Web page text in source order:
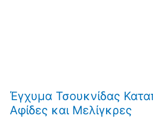
Έγχυμα Τσουκνίδας
Αφίδες και Μελίγκρες